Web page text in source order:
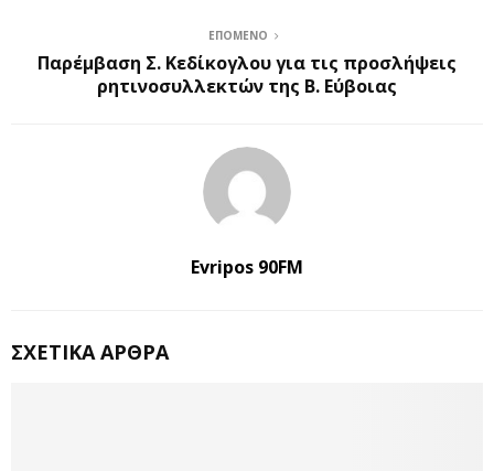
ΕΠΌΜΕΝΟ
Παρέμβαση Σ. Κεδίκογλου για τις προσλήψεις
ρητινοσυλλεκτών της Β. Εύβοιας
Evripos 90FM
ΣΧΕΤΙΚΆ ΆΡΘΡΑ